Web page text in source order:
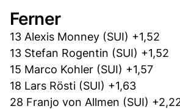
Ferner
13 Alexis Monney (SUI) +1,52
13 Stefan Rogentin (SUI) +1,52
15 Marco Kohler (SUI) +1,57
18 Lars Rösti (SUI) +1,63
28 Franjo von Allmen (SUI)